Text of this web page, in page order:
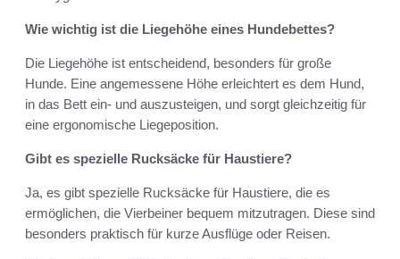
Wie wichtig ist die Liegehöhe eines Hundebettes?
Die Liegehöhe ist entscheidend, besonders für große
Hunde. Eine angemessene Höhe erleichtert es dem Hund,
in das Bett ein- und auszusteigen, und sorgt gleichzeitig für
eine ergonomische Liegeposition.
Gibt es spezielle Rucksäcke für Haustiere?
Ja, es gibt spezielle Rucksäcke für Haustiere, die es
ermöglichen, die Vierbeiner bequem mitzutragen. Diese sind
besonders praktisch für kurze Ausflüge oder Reisen.